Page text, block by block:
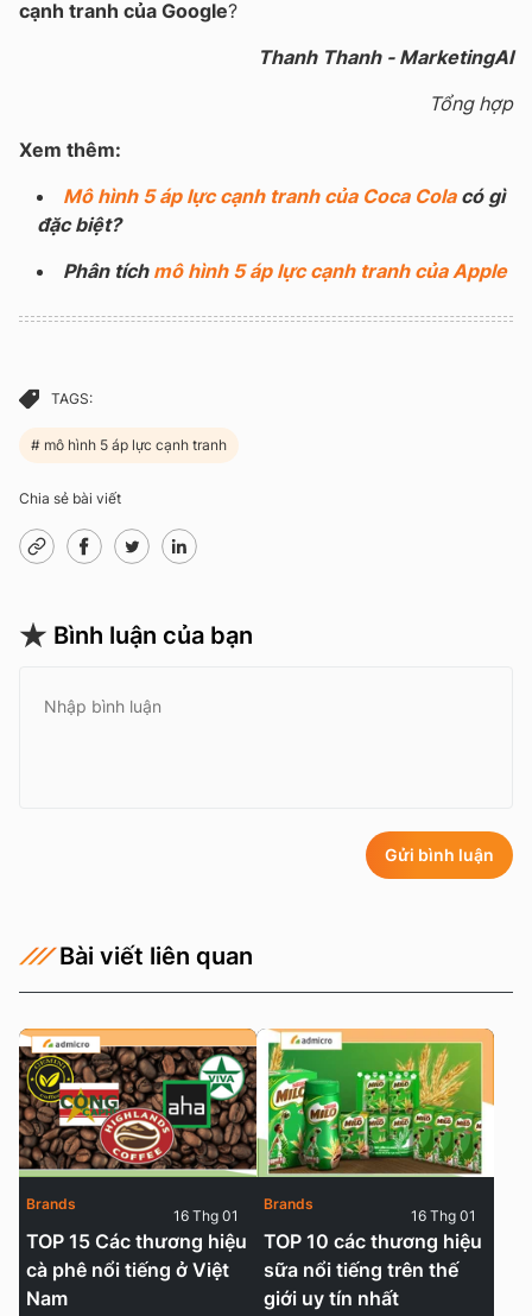
cạnh tranh của Google?
Thanh Thanh - MarketingAI
Tổng hợp
Xem thêm:
Mô hình 5 áp lực cạnh tranh của Coca Colacó gì
đặc biệt?
Phân tích mô hình 5 áp lực cạnh tranh của Apple
TAGS:
mô hình 5 áp lực cạnh tranh
Chia sẻ bài viết
Bình luận của bạn
Gửi bình luận
Bài viết liên quan
TOP 15 Các thương hiệu
cà phê nổi tiếng ở Việt
Nam
Brands
16 Thg 01
TOP 10 các thương hiệu
sữa nổi tiếng trên thế
giới uy tín nhất
Brands
16 Thg 01